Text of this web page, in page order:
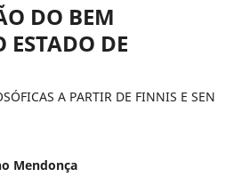
DO BEM
ESTADO DE
A PARTIR DE FINNIS E SEN
Mendonça